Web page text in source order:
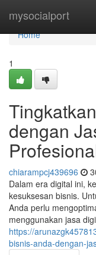
mysocialport
Home
Home
1
dengan
chiarampcj439696
Dalam era digital ini,
kesuksesan bisnis.
Anda perlu
menggunakan jasa
https://
bisnis-anda-dengan-